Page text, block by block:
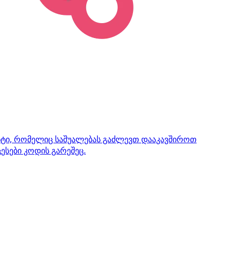
რომელიც საშუალებას გაძლევთ დააკავშიროთ
კოდის გარეშეც.